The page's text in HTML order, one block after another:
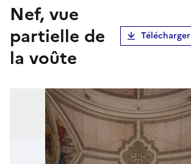
nef, vue
partielle de
la voûte
Télécharger